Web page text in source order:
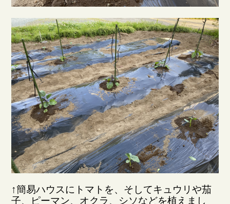
↑簡易ハウスにトマトを、そしてキュウリや茄
子、ピーマン、オクラ、シソなどを植えまし